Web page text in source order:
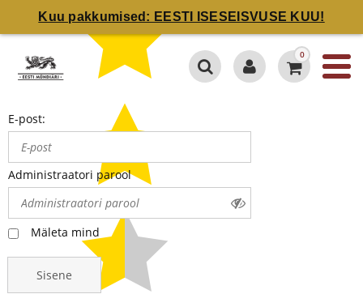
Kuu pakkumised: EESTI ISESEISVUSE KUU!
0
E-post:
Administraatori parool
Mäleta mind
Sisene